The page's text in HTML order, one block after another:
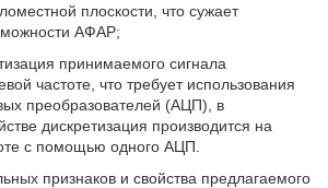
плоскости, что сужает
АФАР;
принимаемого сигнала
частоте, что требует использования
преобразователей (АЦП), в
дискретизация производится на
с помощью одного АЦП.
признаков и свойства предлагаемого